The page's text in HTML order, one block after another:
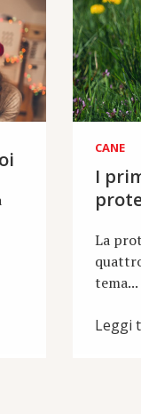
CANE
I
La
tema...
Leggi